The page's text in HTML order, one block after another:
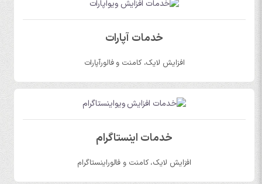
خدمات آپارات
افزایش لایک، کامنت و فالورآپارات
خدمات اینستاگرام
افزایش لایک، کامنت و فالوراینستاگرام